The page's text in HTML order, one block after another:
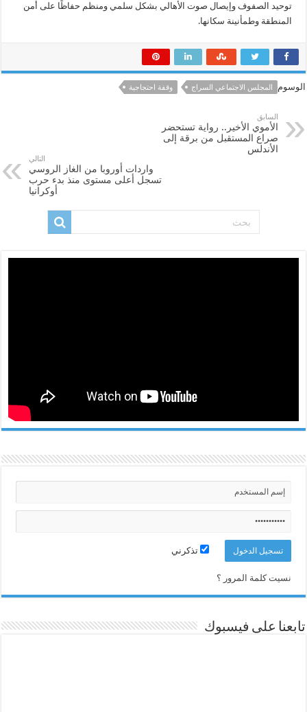
توحيد الصفوف وإيصال صوت الأهالي بشكل سلمي ومنظم حفاظًا على أمن
المنطقة وطمأنينة سكانها.
الوسوم المجلس الاجتماعي السراج وقفة احتجاجية
السابق
الأموي الأخير.. رواية تستحضر
صراع المستقبل من برقة إلى
الأندلس
التالي
واردات أوروبا من الغاز الروسي
تسجل أعلى مستوى منذ بدء حرب
أوكرانيا
تذكرني
نسيت كلمة المرور ؟
تابعنا على فيسبوك